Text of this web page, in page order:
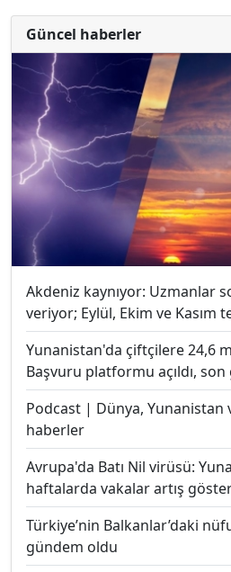
Güncel haberler
Akdeniz kaynıyor: Uzmanlar
veriyor; Eylül, Ekim ve Kasım
Yunanistan'da çiftçilere 24,6
Başvuru platformu açıldı,
Podcast | Dünya, Yunanistan
haberler
Avrupa'da Batı Nil virüsü:
haftalarda vakalar artış
Türkiye’nin Balkanlar’daki
gündem oldu